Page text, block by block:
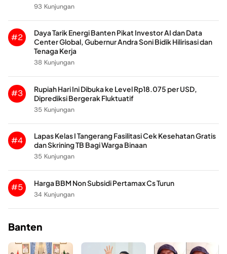
93 Kunjungan
#2
Daya Tarik Energi Banten Pikat Investor AI dan Data
Center Global, Gubernur Andra Soni Bidik Hilirisasi dan
Tenaga Kerja
38 Kunjungan
#3
Rupiah Hari Ini Dibuka ke Level Rp18.075 per USD,
Diprediksi Bergerak Fluktuatif
35 Kunjungan
#4
Lapas Kelas I Tangerang Fasilitasi Cek Kesehatan Gratis
dan Skrining TB Bagi Warga Binaan
35 Kunjungan
#5
Harga BBM Non Subsidi Pertamax Cs Turun
34 Kunjungan
Banten